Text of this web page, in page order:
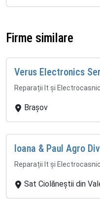
Firme similare
Verus Electronics
Reparații It și
Brașov
Ioana & Paul Agro
Reparații It și
Sat Ciolăneștii din